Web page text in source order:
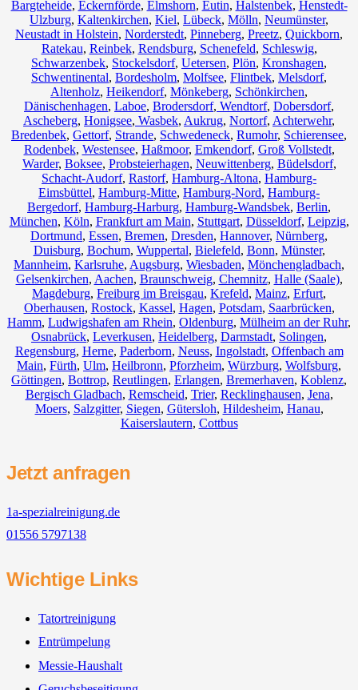
Bargteheide, Eckernförde, Elmshorn, Eutin, Halstenbek, Henstedt-
Ulzburg, Kaltenkirchen, Kiel, Lübeck, Mölln, Neumünster,
Neustadt in Holstein, Norderstedt, Pinneberg, Preetz, Quickborn,
Ratekau, Reinbek, Rendsburg, Schenefeld, Schleswig,
Schwarzenbek, Stockelsdorf, Uetersen, Plön, Kronshagen,
Schwentinental, Bordesholm, Molfsee, Flintbek, Melsdorf,
Altenholz, Heikendorf, Mönkeberg, Schönkirchen,
Dänischenhagen, Laboe, Brodersdorf, Wendtorf, Dobersdorf,
Ascheberg, Honigsee, Wasbek, Aukrug, Nortorf, Achterwehr,
Bredenbek, Gettorf, Strande, Schwedeneck, Rumohr, Schierensee,
Rodenbek, Westensee, Haßmoor, Emkendorf, Groß Vollstedt,
Warder, Boksee, Probsteierhagen, Neuwittenberg, Büdelsdorf,
Schacht-Audorf, Rastorf, Hamburg-Altona, Hamburg-
Eimsbüttel, Hamburg-Mitte, Hamburg-Nord, Hamburg-
Bergedorf, Hamburg-Harburg, Hamburg-Wandsbek, Berlin,
München, Köln, Frankfurt am Main, Stuttgart, Düsseldorf, Leipzig,
Dortmund, Essen, Bremen, Dresden, Hannover, Nürnberg,
Duisburg, Bochum, Wuppertal, Bielefeld, Bonn, Münster,
Mannheim, Karlsruhe, Augsburg, Wiesbaden, Mönchengladbach,
Gelsenkirchen, Aachen, Braunschweig, Chemnitz⁠, Halle (Saale),
Magdeburg, Freiburg im Breisgau, Krefeld, Mainz, Erfurt,
Oberhausen, Rostock, Kassel, Hagen, Potsdam, Saarbrücken,
Hamm, Ludwigshafen am Rhein, Oldenburg, Mülheim an der Ruhr,
Osnabrück, Leverkusen, Heidelberg, Darmstadt, Solingen,
Regensburg, Herne, Paderborn, Neuss, Ingolstadt, Offenbach am
Main, Fürth, Ulm, Heilbronn, Pforzheim, Würzburg, Wolfsburg,
Göttingen, Bottrop, Reutlingen, Erlangen, Bremerhaven, Koblenz,
Bergisch Gladbach, Remscheid, Trier, Recklinghausen, Jena,
Moers, Salzgitter, Siegen, Gütersloh, Hildesheim, Hanau,
Kaiserslautern, Cottbus
Jetzt anfragen
1a-spezialreinigung.de
01556 5797138
Wichtige Links
Tatortreinigung
Entrümpelung
Messie-Haushalt